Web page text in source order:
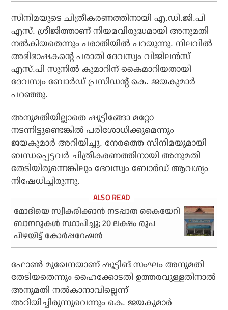
സിനിമയുടെ ചിത്രീകരണത്തിനായി എ.ഡി.ജി.പി
എസ്. ശ്രീജിത്താണ് നിയമവിരുദ്ധമായി അനുമതി
നല്‍കിയതെന്നും പരാതിയില്‍ പറയുന്നു. നിലവില്‍
അഭിഭാഷകന്റെ പരാതി ദേവസ്വം വിജിലന്‍സ്
എസ്.പി സുനില്‍ കുമാറിന് കൈമാറിയതായി
ദേവസ്വം ബോര്‍ഡ് പ്രസിഡന്റ് കെ. ജയകുമാര്‍
പറഞ്ഞു.
അനുമതിയില്ലാതെ ഷൂട്ടിങ്ങോ മറ്റോ
നടന്നിട്ടുണ്ടെങ്കില്‍ പരിശോധിക്കുമെന്നും
ജയകുമാര്‍ അറിയിച്ചു. നേരത്തെ സിനിമയുമായി
ബന്ധപ്പെട്ടവര്‍ ചിത്രീകരണത്തിനായി അനുമതി
തേടിയിരുന്നെങ്കിലും ദേവസ്വം ബോര്‍ഡ് ആവശ്യം
നിഷേധിച്ചിരുന്നു.
മോദിയെ സ്വീകരിക്കാന്‍ നടപ്പാത കൈയേറി
ബാനറുകള്‍ സ്ഥാപിച്ചു; 20 ലക്ഷം രൂപ
പിഴയിട്ട് കോര്‍പ്പറേഷന്‍
ഫോണ്‍ മുഖേനയാണ് ഷൂട്ടിങ് സംഘം അനുമതി
തേടിയതെന്നും ഹൈക്കോടതി ഉത്തരവുള്ളതിനാല്‍
അനുമതി നല്‍കാനാവില്ലെന്ന്
അറിയിച്ചിരുന്നുവെന്നും കെ. ജയകുമാര്‍